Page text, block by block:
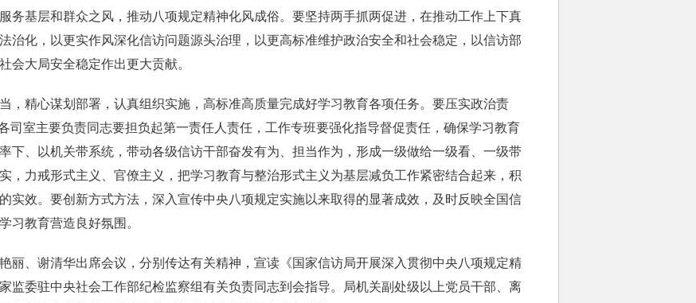
务基层和群众之风，推动八项规定精神化风成俗。要坚持两手抓两促进，在推动工作上下真
治化，以更实作风深化信访问题源头治理，以更高标准维护政治安全和社会稳定，以信访部
会大局安全稳定作出更大贡献。
精心谋划部署，认真组织实施，高标准高质量完成好学习教育各项任务。要压实政治责
司室主要负责同志要担负起第一责任人责任，工作专班要强化指导督促责任，确保学习教育
下、以机关带系统，带动各级信访干部奋发有为、担当作为，形成一级做给一级看、一级带
，力戒形式主义、官僚主义，把学习教育与整治形式主义为基层减负工作紧密结合起来，积
实效。要创新方式方法，深入宣传中央八项规定实施以来取得的显著成效，及时反映全国信
习教育营造良好氛围。
、谢清华出席会议，分别传达有关精神，宣读《国家信访局开展深入贯彻中央八项规定精
监委驻中央社会工作部纪检监察组有关负责同志到会指导。局机关副处级以上党员干部、离